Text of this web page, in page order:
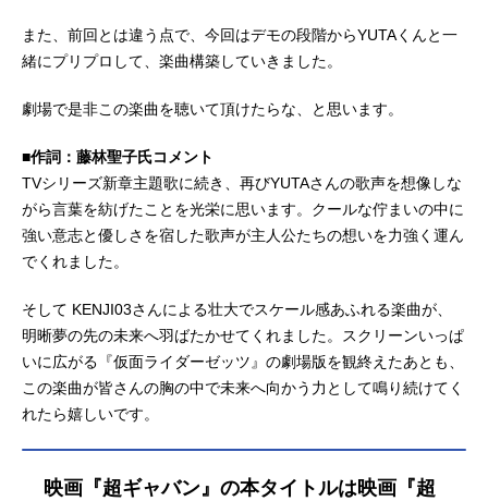
また、前回とは違う点で、今回はデモの段階からYUTAくんと一
緒にプリプロして、楽曲構築していきました。
劇場で是非この楽曲を聴いて頂けたらな、と思います。
■作詞：藤林聖子氏コメント
TVシリーズ新章主題歌に続き、再びYUTAさんの歌声を想像しな
がら言葉を紡げたことを光栄に思います。クールな佇まいの中に
強い意志と優しさを宿した歌声が主人公たちの想いを力強く運ん
でくれました。
そして KENJI03さんによる壮大でスケール感あふれる楽曲が、
明晰夢の先の未来へ羽ばたかせてくれました。スクリーンいっぱ
いに広がる『仮面ライダーゼッツ』の劇場版を観終えたあとも、
この楽曲が皆さんの胸の中で未来へ向かう力として鳴り続けてく
れたら嬉しいです。
映画『超ギャバン』の本タイトルは映画『超